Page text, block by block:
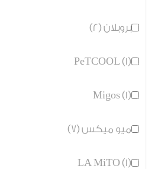
بروبلان (2)
PeTCOOL (1)
Migos (1)
ميو ميكس (7)
LA MiTO (1)